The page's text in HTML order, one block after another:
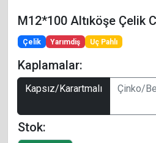
M12*100 Altıköşe Çelik
Çelik Yarımdiş Uç Pahlı
Kaplamalar:
Kapsız/Karartmalı Çinko/
Stok: